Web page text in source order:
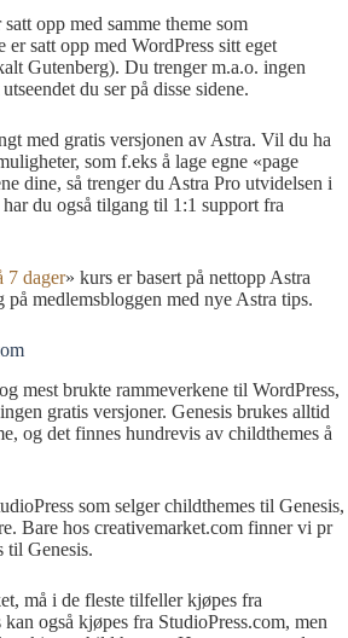
opp med samme theme som
er satt opp med WordPress sitt eget
Gutenberg). Du trenger m.a.o. ingen
du ser på disse sidene.
med gratis versjonen av Astra. Vil du ha
som f.eks å lage egne «page
dine, så trenger du Astra Pro utvidelsen i
du også tilgang til 1:1 support fra
7 dager» kurs er basert på nettopp Astra
medlemsbloggen med nye Astra tips.
mest brukte rammeverkene til WordPress,
gratis versjoner. Genesis brukes alltid
og det finnes hundrevis av childthemes å
som selger childthemes til Genesis,
Bare hos creativemarket.com finner vi pr
til Genesis.
må i de fleste tilfeller kjøpes fra
også kjøpes fra StudioPress.com, men